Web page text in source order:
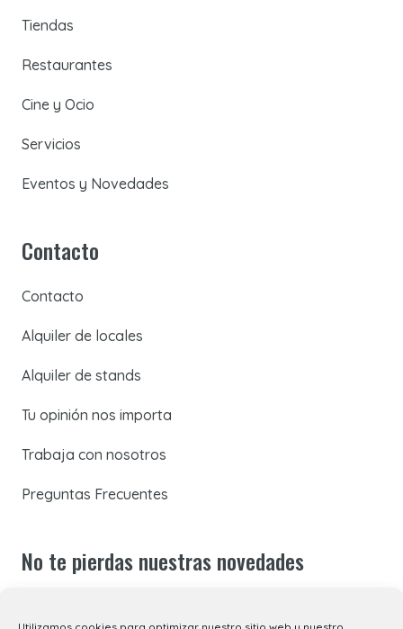
Tiendas
Restaurantes
Cine y Ocio
Servicios
Eventos y Novedades
Contacto
Contacto
Alquiler de locales
Alquiler de stands
Tu opinión nos importa
Trabaja con nosotros
Preguntas Frecuentes
No te pierdas nuestras novedades